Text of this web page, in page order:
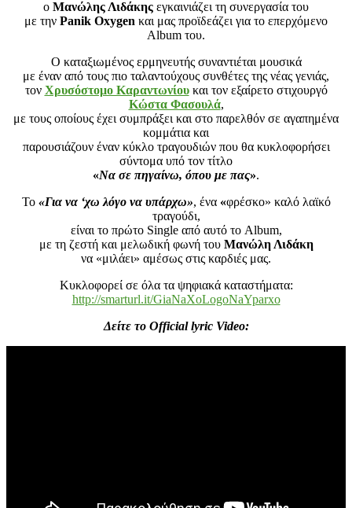
ο Μανώλης Λιδάκης εγκαινιάζει τη συνεργασία του
με την Panik Oxygen και μας προϊδεάζει για το επερχόμενο
Album του.
Ο καταξιωμένος ερμηνευτής συναντιέται μουσικά
με έναν από τους πιο ταλαντούχους συνθέτες της νέας γενιάς,
τον Χρυσόστομο Καραντωνίουκαι τον εξαίρετο στιχουργό
Κώστα Φασουλά,
με τους οποίους έχει συμπράξει και στο παρελθόν σε αγαπημένα
κομμάτια και
παρουσιάζουν έναν κύκλο τραγουδιών που θα κυκλοφορήσει
σύντομα υπό τον τίτλο
«Να σε πηγαίνω, όπου με πας».
Το «Για να ‘χω λόγο να υπάρχω», ένα«φρέσκο» καλό λαϊκό
τραγούδι,
είναι το πρώτο Single από αυτό το Album,
με τη ζεστή και μελωδική φωνή του Μανώλη Λιδάκη
να «μιλάει» αμέσως στις καρδιές μας.
Κυκλοφορεί σε όλα τα ψηφιακά καταστήματα:
http://smarturl.it/GiaNaXoLogoNaYparxo
Δείτε το Official lyric Video: